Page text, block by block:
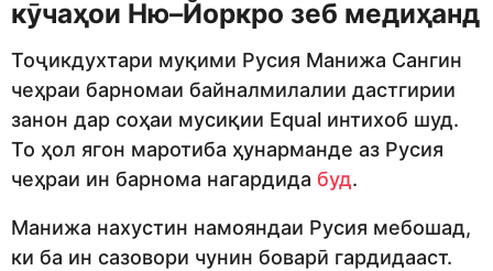
кӯчаҳои Ню–Йоркро зеб медиҳанд
Тоҷикдухтари муқими Русия Манижа Сангин
чеҳраи барномаи байналмилалии дастгирии
занон дар соҳаи мусиқии Equal интихоб шуд.
То ҳол ягон маротиба ҳунарманде аз Русия
чеҳраи ин барнома нагардида буд.
Манижа нахустин намояндаи Русия мебошад,
ки ба ин сазовори чунин боварӣ гардидааст.